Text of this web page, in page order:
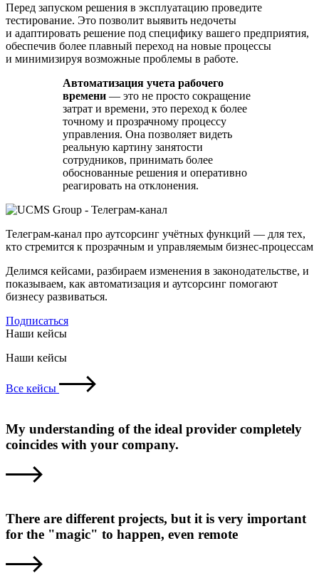
Перед запуском решения в эксплуатацию проведите
тестирование. Это позволит выявить недочеты
и адаптировать решение под специфику вашего предприятия,
обеспечив более плавный переход на новые процессы
и минимизируя возможные проблемы в работе.
Автоматизация учета рабочего
времени — это не просто сокращение
затрат и времени, это переход к более
точному и прозрачному процессу
управления. Она позволяет видеть
реальную картину занятости
сотрудников, принимать более
обоснованные решения и оперативно
реагировать на отклонения.
Телеграм-канал про аутсорсинг учётных функций — для тех,
кто стремится к прозрачным и управляемым бизнес-процессам
Делимся кейсами, разбираем изменения в законодательстве, и
показываем, как автоматизация и аутсорсинг помогают
бизнесу развиваться.
Подписаться
Наши кейсы
Наши кейсы
Все кейсы
My understanding of the ideal provider completely
coincides with your company.
There are different projects, but it is very important
for the "magic" to happen, even remote